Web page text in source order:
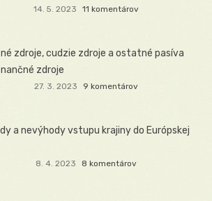
14. 5. 2023 11 komentárov
zdroje, cudzie zdroje a ostatné pasíva
zdroje
27. 3. 2023 9 komentárov
a nevýhody vstupu krajiny do Európskej
8. 4. 2023 8 komentárov